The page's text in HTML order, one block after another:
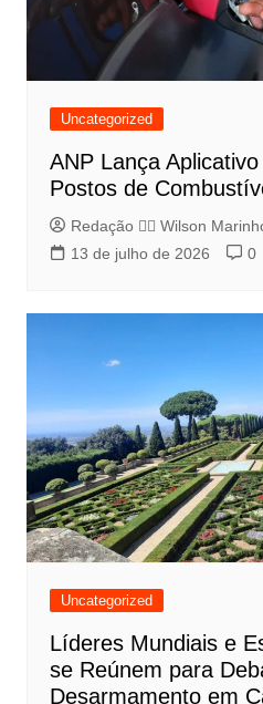
Uncategorized
ANP Lança
Postos de
Redação 👨‍⚖️​ Wilson
13 de julho de 2026
0
Uncategorized
Líderes Mundiais e
se Reúnem para
Desarmamento em